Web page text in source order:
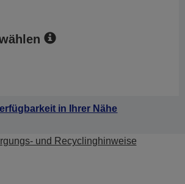
in Ihrer Nähe
und Recyclinghinweise